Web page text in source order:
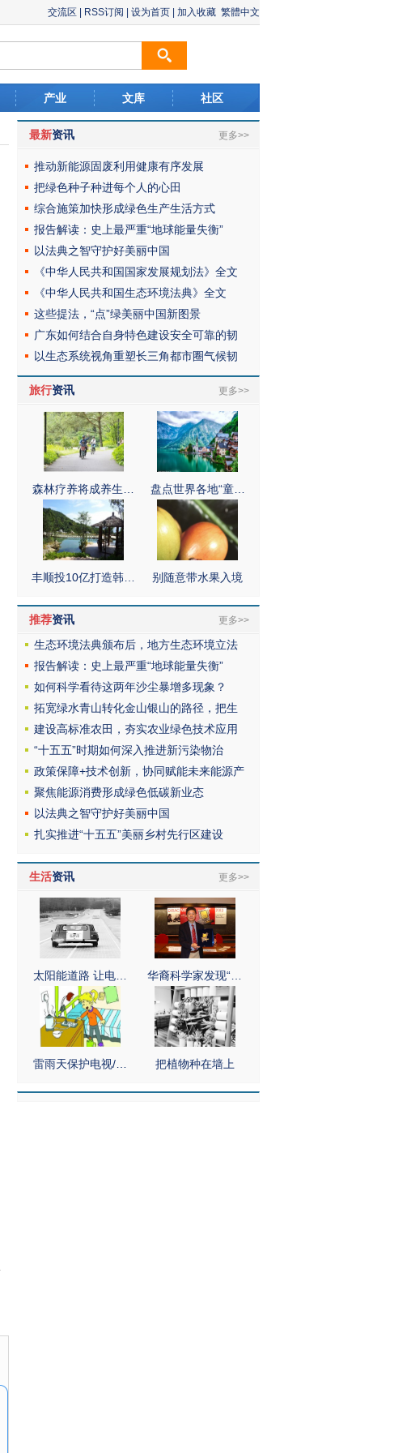
交流区 RSS订阅 设为首页 加入收藏 繁體中文
产业 文库 社区
最新资讯 更多>>
推动新能源固废利用健康有序发展
把绿色种子种进每个人的心田
综合施策加快形成绿色生产生活方式
报告解读：史上最严重“地球能量失衡”
以法典之智守护好美丽中国
《中华人民共和国国家发展规划法》全文
《中华人民共和国生态环境法典》全文
这些提法，“点”绿美丽中国新图景
广东如何结合自身特色建设安全可靠的韧
以生态系统视角重塑长三角都市圈气候韧
旅行资讯 更多>>
森林疗养将成养生… 盘点世界各地“童…
丰顺投10亿打造韩… 别随意带水果入境
推荐资讯 更多>>
生态环境法典颁布后，地方生态环境立法
报告解读：史上最严重“地球能量失衡”
如何科学看待这两年沙尘暴增多现象？
拓宽绿水青山转化金山银山的路径，把生
建设高标准农田，夯实农业绿色技术应用
“十五五”时期如何深入推进新污染物治
政策保障+技术创新，协同赋能未来能源产
聚焦能源消费形成绿色低碳新业态
以法典之智守护好美丽中国
扎实推进“十五五”美丽乡村先行区建设
生活资讯 更多>>
太阳能道路 让电… 华裔科学家发现“…
雷雨天保护电视/… 把植物种在墙上